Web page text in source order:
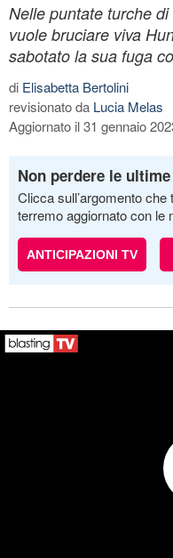
Nelle puntate turche
vuole bruciare viva
sabotato la sua fuga
di Elisabetta Bertolini
revisionato da Lucia Melas
Aggiornato il 31 gennaio
Non perdere le
Clicca sull’argomento
terremo aggiornato con le
ANTICIPAZIONI TV